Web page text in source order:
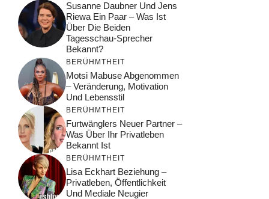
Susanne Daubner Und Jens
Riewa Ein Paar – Was Ist
Über Die Beiden
Tagesschau-Sprecher
Bekannt?
BERÜHMTHEIT
Motsi Mabuse Abgenommen
– Veränderung, Motivation
Und Lebensstil
BERÜHMTHEIT
Furtwänglers Neuer Partner –
Was Über Ihr Privatleben
Bekannt Ist
BERÜHMTHEIT
Lisa Eckhart Beziehung –
Privatleben, Öffentlichkeit
Und Mediale Neugier